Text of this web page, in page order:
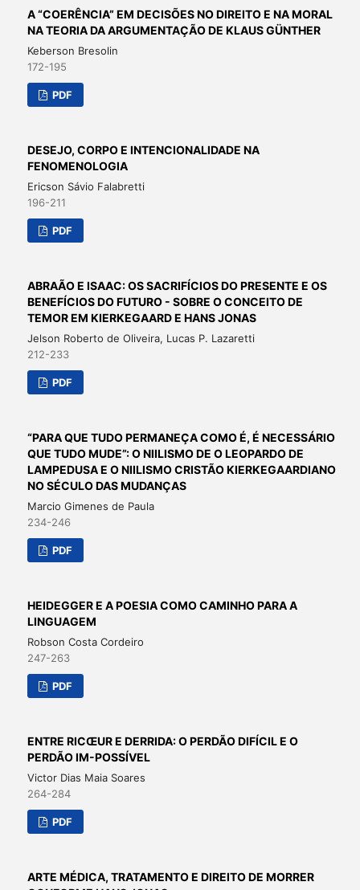
A “COERÊNCIA” EM DECISÕES NO DIREITO E NA MORAL
NA TEORIA DA ARGUMENTAÇÃO DE KLAUS GÜNTHER
Keberson Bresolin
172-195
PDF
DESEJO, CORPO E INTENCIONALIDADE NA
FENOMENOLOGIA
Ericson Sávio Falabretti
196-211
PDF
ABRAÃO E ISAAC: OS SACRIFÍCIOS DO PRESENTE E OS
BENEFÍCIOS DO FUTURO - SOBRE O CONCEITO DE
TEMOR EM KIERKEGAARD E HANS JONAS
Jelson Roberto de Oliveira, Lucas P. Lazaretti
212-233
PDF
“PARA QUE TUDO PERMANEÇA COMO É, É NECESSÁRIO
QUE TUDO MUDE”: O NIILISMO DE O LEOPARDO DE
LAMPEDUSA E O NIILISMO CRISTÃO KIERKEGAARDIANO
NO SÉCULO DAS MUDANÇAS
Marcio Gimenes de Paula
234-246
PDF
HEIDEGGER E A POESIA COMO CAMINHO PARA A
LINGUAGEM
Robson Costa Cordeiro
247-263
PDF
ENTRE RICŒUR E DERRIDA: O PERDÃO DIFÍCIL E O
PERDÃO IM-POSSÍVEL
Victor Dias Maia Soares
264-284
PDF
ARTE MÉDICA, TRATAMENTO E DIREITO DE MORRER